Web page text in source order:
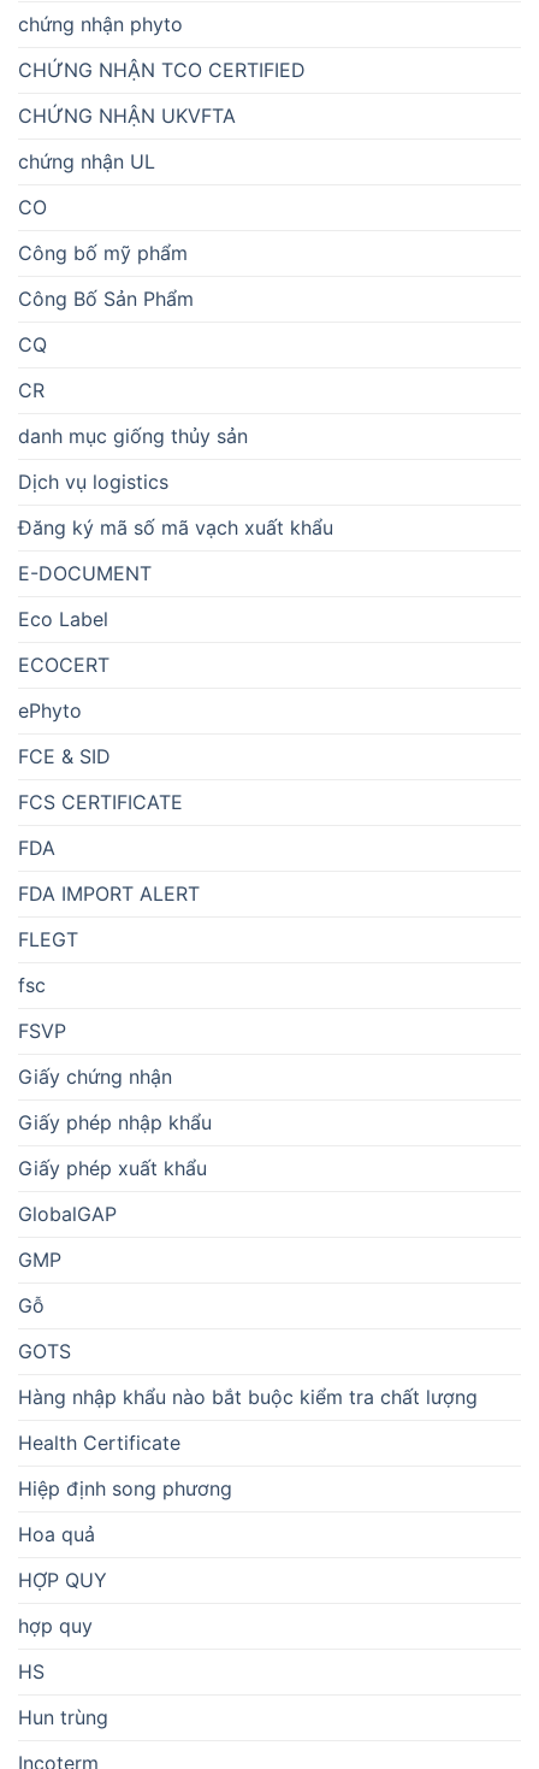
chứng nhận phyto
CHỨNG NHẬN TCO CERTIFIED
CHỨNG NHẬN UKVFTA
chứng nhận UL
CO
Công bố mỹ phẩm
Công Bố Sản Phẩm
CQ
CR
danh mục giống thủy sản
Dịch vụ logistics
Đăng ký mã số mã vạch xuất khẩu
E-DOCUMENT
Eco Label
ECOCERT
ePhyto
FCE & SID
FCS CERTIFICATE
FDA
FDA IMPORT ALERT
FLEGT
fsc
FSVP
Giấy chứng nhận
Giấy phép nhập khẩu
Giấy phép xuất khẩu
GlobalGAP
GMP
Gỗ
GOTS
Hàng nhập khẩu nào bắt buộc kiểm tra chất lượng
Health Certificate
Hiệp định song phương
Hoa quả
HỢP QUY
hợp quy
HS
Hun trùng
Incoterm